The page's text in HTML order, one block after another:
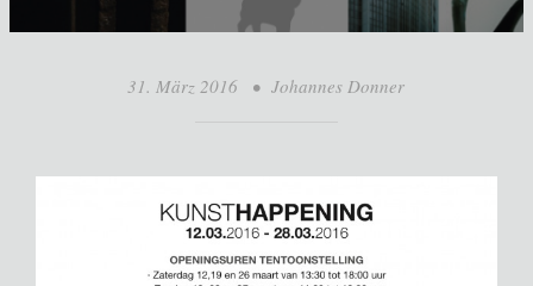
31. März 2016 • Johannes Donner